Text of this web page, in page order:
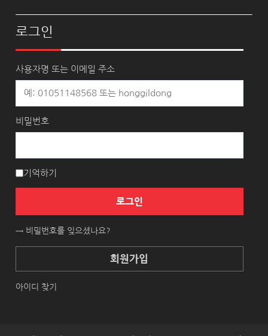
로그인
사용자명 또는 이메일 주소
비밀번호
기억하기
로그인
→ 비밀번호를 잊으셨나요?
회원가입
아이디 찾기